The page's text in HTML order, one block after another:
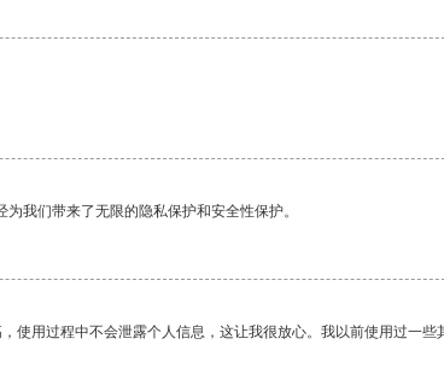
我们带来了无限的隐私保护和安全性保护。
使用过程中不会泄露个人信息，这让我很放心。我以前使用过一